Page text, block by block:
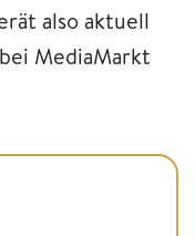
also aktuell
MediaMarkt